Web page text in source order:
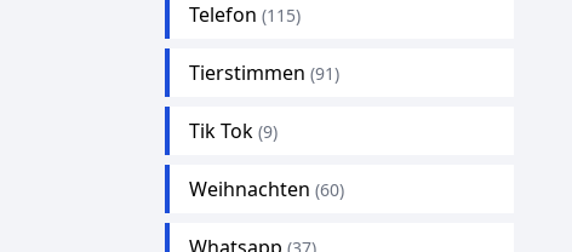
Telefon (115)
Tierstimmen (91)
Tik Tok (9)
Weihnachten (60)